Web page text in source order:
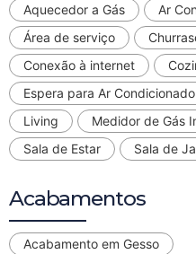
Aquecedor a Gás
Ar
Área de serviço
Conexão à internet
Espera para Ar Condicionado
Living
Medidor de Gás
Sala de Estar
Sala de
Acabamentos
Acabamento em Gesso